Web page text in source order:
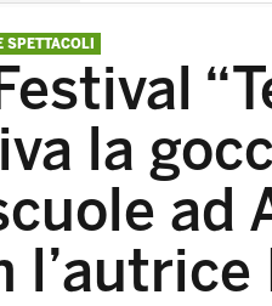
arengo
SPETTACOLI
la
ad
l’autrice